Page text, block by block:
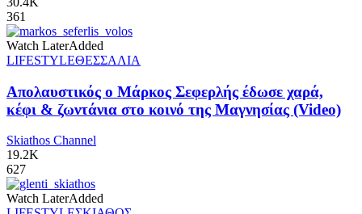
361
Watch LaterAdded
LIFESTYLEΘΕΣΣΑΛΙΑ
Απολαυστικός ο Μάρκος Σεφερλής έδωσε χαρά,
κέφι & ζωντάνια στο κοινό της Μαγνησίας (Video)
Skiathos Channel
19.2K
627
Watch LaterAdded